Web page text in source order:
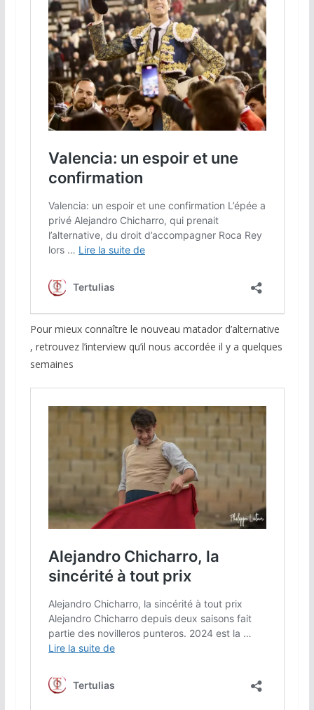
Pour mieux connaître le nouveau matador d’alternative
, retrouvez l’interview qu’il nous accordée il y a quelques
semaines